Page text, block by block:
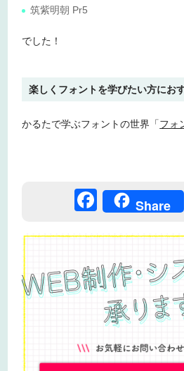
筑紫明朝 Pr5
でした！
楽しくフォントを学びたい方にお
かるたで学ぶフォントの世界「フォ
F
c
e
b
o
o
k
Share